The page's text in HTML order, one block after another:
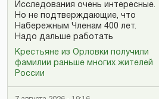
Исследования очень интересные.
Но не подтверждающие, что
Набережным Членам 400 лет.
Надо дальше работать
Крестьяне из Орловки получили
фамилии раньше многих жителей
России